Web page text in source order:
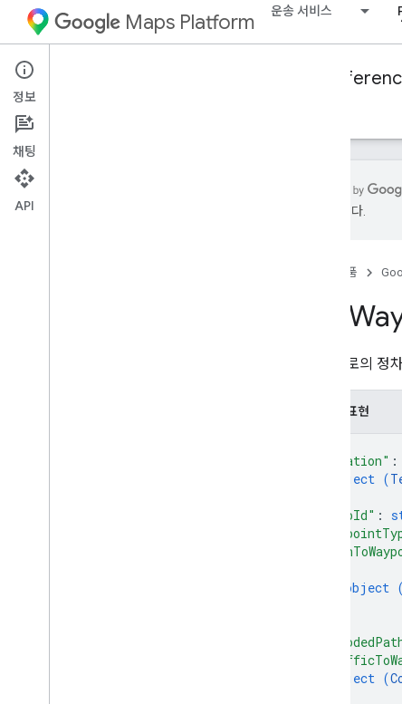
Maps Platform 운송 서비스
Mobility Services
개요
수 있습니다.
제품
차량 경로의 정
JSON 표현
"location" :
object (
"tripId" :
object (
object (
정보
채팅
API